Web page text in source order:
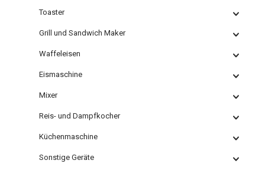
Toaster
Grill und Sandwich Maker
Waffeleisen
Eismaschine
Mixer
Reis- und Dampfkocher
Küchenmaschine
Sonstige Geräte